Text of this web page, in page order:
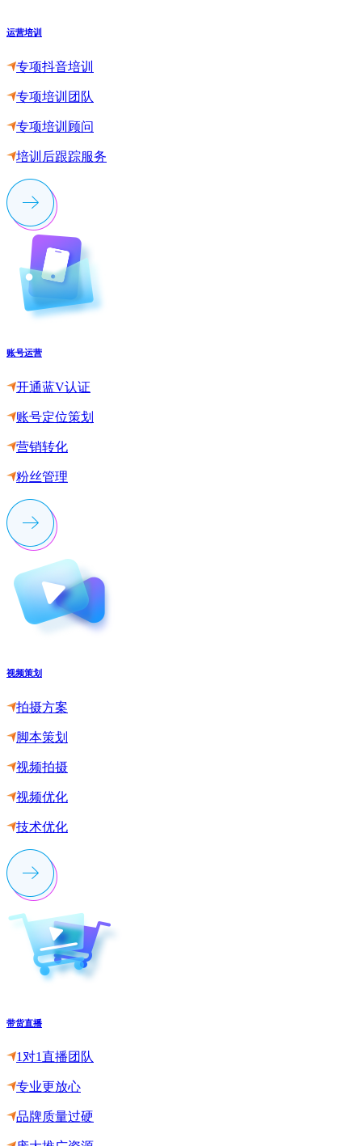
运营培训
专项抖音培训
专项培训团队
专项培训顾问
培训后跟踪服务
账号运营
开通蓝V认证
账号定位策划
营销转化
粉丝管理
视频策划
拍摄方案
脚本策划
视频拍摄
视频优化
技术优化
带货直播
1对1直播团队
专业更放心
品牌质量过硬